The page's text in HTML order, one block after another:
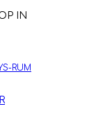
IN
RUM